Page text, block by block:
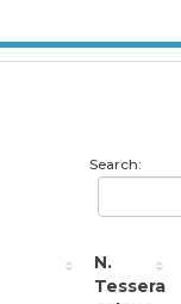
Search:
N.
Tessera